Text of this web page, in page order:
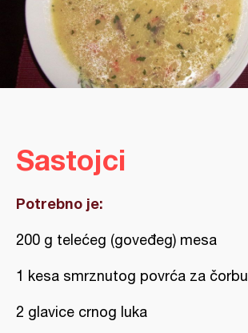
Sastojci
Potrebno je:
200 g telećeg (goveđeg) mesa
1 kesa smrznutog povrća za čorbu
2 glavice crnog luka